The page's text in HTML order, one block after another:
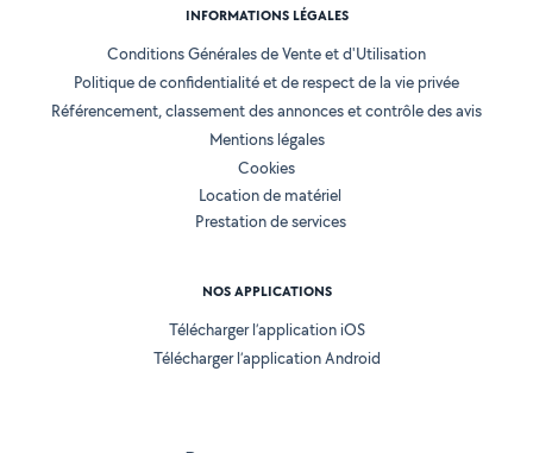
INFORMATIONS LÉGALES
Conditions Générales de Vente et d'Utilisation
Politique de confidentialité et de respect de la vie privée
Référencement, classement des annonces et contrôle des avis
Mentions légales
Cookies
Location de matériel
Prestation de services
NOS APPLICATIONS
Télécharger l’application iOS
Télécharger l’application Android